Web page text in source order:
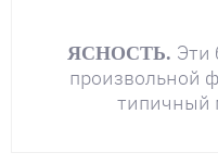
ЯСНОСТЬ. Эти
произвольной
типичный